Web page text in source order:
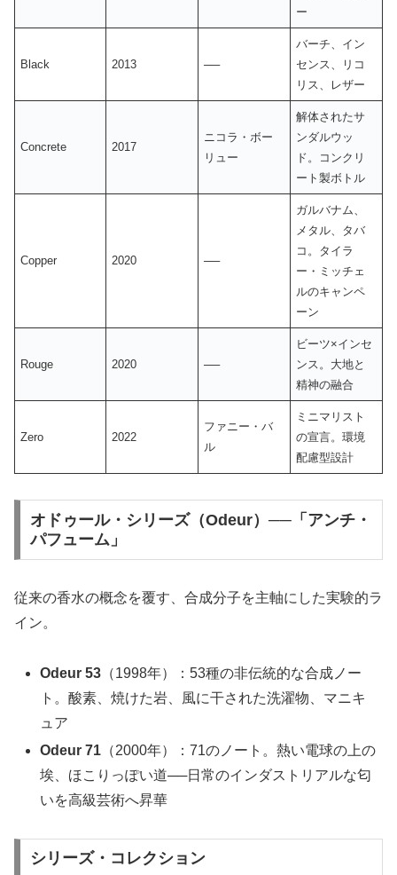
ー
Black 2013 ──
バーチ、イン
センス、リコ
リス、レザー​
Concrete 2017
ニコラ・ボー
リュー
解体されたサ
ンダルウッ
ド。コンクリ
ート製ボトル
Copper 2020 ──
ガルバナム、
メタル、タバ
コ。タイラ
ー・ミッチェ
ルのキャンペ
ーン
Rouge 2020 ──
ビーツ×インセ
ンス。大地と
精神の融合
Zero 2022
ファニー・バ
ル
ミニマリスト
の宣言。環境
配慮型設計
オドゥール・シリーズ（Odeur）──「アンチ・
パフューム」
従来の香水の概念を覆す、合成分子を主軸にした実験的ラ
イン。
Odeur 53 （1998年）：53種の非伝統的な合成ノー
ト。酸素、焼けた岩、風に干された洗濯物、マニキ
ュア
Odeur 71 （2000年）：71のノート。熱い電球の上の
埃、ほこりっぽい道──日常のインダストリアルな匂
いを高級芸術へ昇華
シリーズ・コレクション